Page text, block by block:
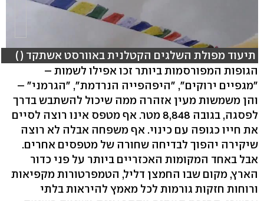
תיעוד מפולת השלגים הקטלנית באוורסט אשתקד ( )
הגופות המפורסמות ביותר זכו אפילו לשמות –
"מגפיים ירוקים", "היפהפייה הנרדמת", "הגרמני" –
והן משמשות מעין אזהרה ממה שיכול להשתבש בדרך
לפסגה, בגובה 8,848 מטר. אף מטפס אינו רוצה לסיים
את חייו כגופה עם כינוי. אף משפחה אבלה לא רוצה
שיקירה יהפוך לבדיחה שחורה של מטפסים אחרים.
אבל באחד המקומות האכזריים ביותר על פני כדור
הארץ, מקום שבו החמצן דליל, הטמפרטורות מקפיאות
ורוחות חזקות גורמות לכל מאמץ להיראות בלתי